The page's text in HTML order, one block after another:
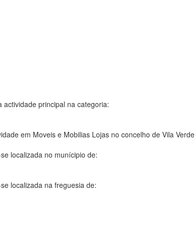
actividade principal na categoria:
em Moveis e Mobilias Lojas no concelho de Vila Verde
localizada no munícipio de:
localizada na freguesia de: